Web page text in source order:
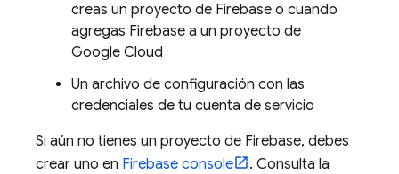
creas un proyecto de Firebase o cuando
agregas Firebase a un proyecto de
Google Cloud
Un archivo de configuración con las
credenciales de tu cuenta de servicio
Si aún no tienes un proyecto de Firebase, debes
crear uno en Firebase console
. Consulta la